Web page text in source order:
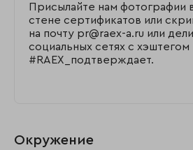
Присылайте нам фотографии
стене сертификатов или
на почту pr@raex-a.ru или
социальных сетях с хэштегом
#RAEX_подтверждает.
Окружение